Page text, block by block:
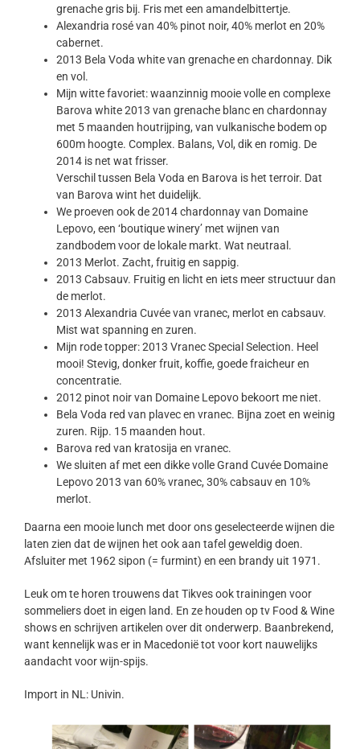
grenache gris bij. Fris met een amandelbittertje.
Alexandria rosé van 40% pinot noir, 40% merlot en 20%
cabernet.
2013 Bela Voda white van grenache en chardonnay. Dik
en vol.
Mijn witte favoriet: waanzinnig mooie volle en complexe
Barova white 2013 van grenache blanc en chardonnay
met 5 maanden houtrijping, van vulkanische bodem op
600m hoogte. Complex. Balans, Vol, dik en romig. De
2014 is net wat frisser.
Verschil tussen Bela Voda en Barova is het terroir. Dat
van Barova wint het duidelijk.
We proeven ook de 2014 chardonnay van Domaine
Lepovo, een ‘boutique winery’ met wijnen van
zandbodem voor de lokale markt. Wat neutraal.
2013 Merlot. Zacht, fruitig en sappig.
2013 Cabsauv. Fruitig en licht en iets meer structuur dan
de merlot.
2013 Alexandria Cuvée van vranec, merlot en cabsauv.
Mist wat spanning en zuren.
Mijn rode topper: 2013 Vranec Special Selection. Heel
mooi! Stevig, donker fruit, koffie, goede fraicheur en
concentratie.
2012 pinot noir van Domaine Lepovo bekoort me niet.
Bela Voda red van plavec en vranec. Bijna zoet en weinig
zuren. Rijp. 15 maanden hout.
Barova red van kratosija en vranec.
We sluiten af met een dikke volle Grand Cuvée Domaine
Lepovo 2013 van 60% vranec, 30% cabsauv en 10%
merlot.
Daarna een mooie lunch met door ons geselecteerde wijnen die
laten zien dat de wijnen het ook aan tafel geweldig doen.
Afsluiter met 1962 sipon (= furmint) en een brandy uit 1971.
Leuk om te horen trouwens dat Tikves ook trainingen voor
sommeliers doet in eigen land. En ze houden op tv Food & Wine
shows en schrijven artikelen over dit onderwerp. Baanbrekend,
want kennelijk was er in Macedonië tot voor kort nauwelijks
aandacht voor wijn-spijs.
Import in NL: Univin.